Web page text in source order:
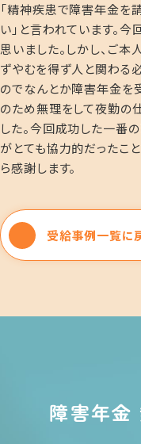
「精神疾患で障害年金を
い」と言われています。
思いました。しかし、ご
ずやむを得ず人と関わる
のでなんとか障害年金を
のため無理をして夜勤の
した。今回成功した一番
がとても協力的だったこ
ら感謝します。
受給事例一覧に
障害年金